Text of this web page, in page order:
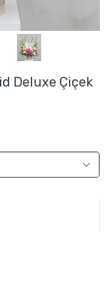
Deluxe Çiçek